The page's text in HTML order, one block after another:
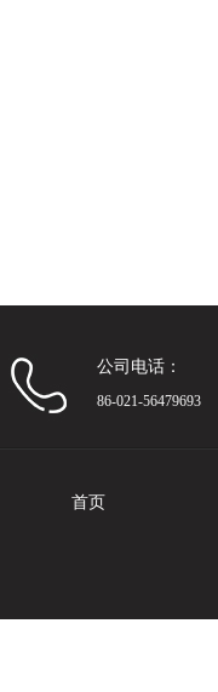
公司电话：
86-021-56479693
首页